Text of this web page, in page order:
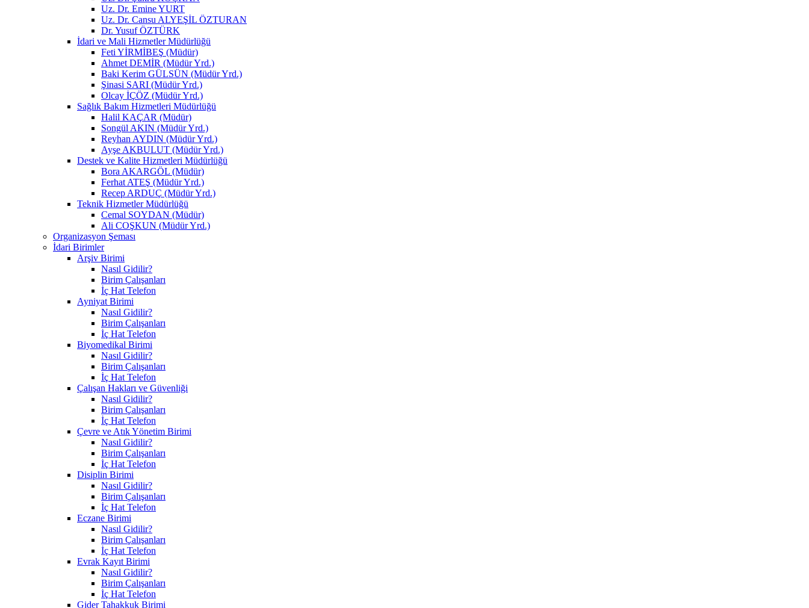
Uz. Dr. Emine YURT
Uz. Dr. Cansu ALYEŞİL ÖZTURAN
Dr. Yusuf ÖZTÜRK
İdari ve Mali Hizmetler Müdürlüğü
Feti YİRMİBEŞ (Müdür)
Ahmet DEMİR (Müdür Yrd.)
Baki Kerim GÜLSÜN (Müdür Yrd.)
Şinasi SARI (Müdür Yrd.)
Olcay İÇÖZ (Müdür Yrd.)
Sağlık Bakım Hizmetleri Müdürlüğü
Halil KAÇAR (Müdür)
Songül AKIN (Müdür Yrd.)
Reyhan AYDIN (Müdür Yrd.)
Ayşe AKBULUT (Müdür Yrd.)
Destek ve Kalite Hizmetleri Müdürlüğü
Bora AKARGÖL (Müdür)
Ferhat ATEŞ (Müdür Yrd.)
Recep ARDUÇ (Müdür Yrd.)
Teknik Hizmetler Müdürlüğü
Cemal SOYDAN (Müdür)
Ali COŞKUN (Müdür Yrd.)
Organizasyon Şeması
İdari Birimler
Arşiv Birimi
Nasıl Gidilir?
Birim Çalışanları
İç Hat Telefon
Ayniyat Birimi
Nasıl Gidilir?
Birim Çalışanları
İç Hat Telefon
Biyomedikal Birimi
Nasıl Gidilir?
Birim Çalışanları
İç Hat Telefon
Çalışan Hakları ve Güvenliği
Nasıl Gidilir?
Birim Çalışanları
İç Hat Telefon
Çevre ve Atık Yönetim Birimi
Nasıl Gidilir?
Birim Çalışanları
İç Hat Telefon
Disiplin Birimi
Nasıl Gidilir?
Birim Çalışanları
İç Hat Telefon
Eczane Birimi
Nasıl Gidilir?
Birim Çalışanları
İç Hat Telefon
Evrak Kayıt Birimi
Nasıl Gidilir?
Birim Çalışanları
İç Hat Telefon
Gider Tahakkuk Birimi